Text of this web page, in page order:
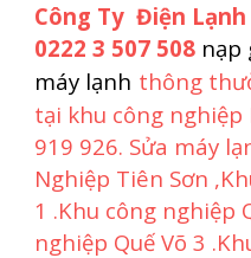
Công Ty Điện
0222 3 507 508 nạp
máy lạnh thông
tại khu công nghiệp
919 926. Sửa máy
Nghiệp Tiên Sơn
1 .Khu công nghiệp
nghiệp Quế Võ 3